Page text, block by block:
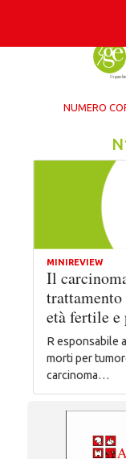
NUMERO
MINIREVIEW
Il
età fertile e
R esponsabile
morti per
carcinoma…